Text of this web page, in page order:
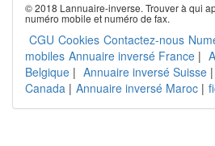
© 2018 Lannuaire-inverse. Trouver à qui
numéro mobile et numéro de fax.
CGU Cookies Contactez-nous
mobiles Annuaire inversé France |
Belgique | Annuaire inversé Suisse |
Canada | Annuaire inversé Maroc |